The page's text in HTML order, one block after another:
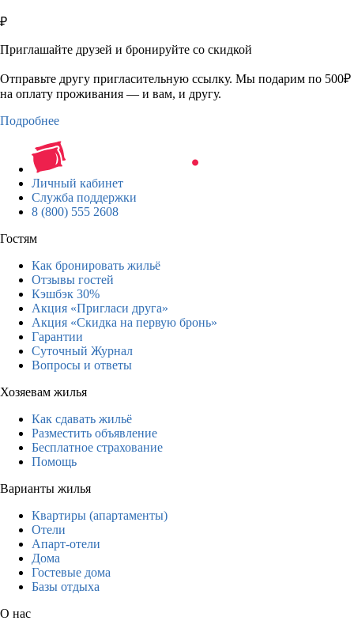
₽
Приглашайте друзей и бронируйте со скидкой
Отправьте другу пригласительную ссылку. Мы подарим по 500₽
на оплату проживания — и вам, и другу.
Подробнее
Личный кабинет
Служба поддержки
8 (800) 555 2608
Гостям
Как бронировать жильё
Отзывы гостей
Кэшбэк 30%
Акция «Пригласи друга»
Акция «Скидка на первую бронь»
Гарантии
Суточный Журнал
Вопросы и ответы
Хозяевам жилья
Как сдавать жильё
Разместить объявление
Бесплатное страхование
Помощь
Варианты жилья
Квартиры (апартаменты)
Отели
Апарт-отели
Дома
Гостевые дома
Базы отдыха
О нас